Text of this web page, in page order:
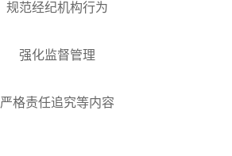
规范经纪机构行为
强化监督管理
严格责任追究等内容